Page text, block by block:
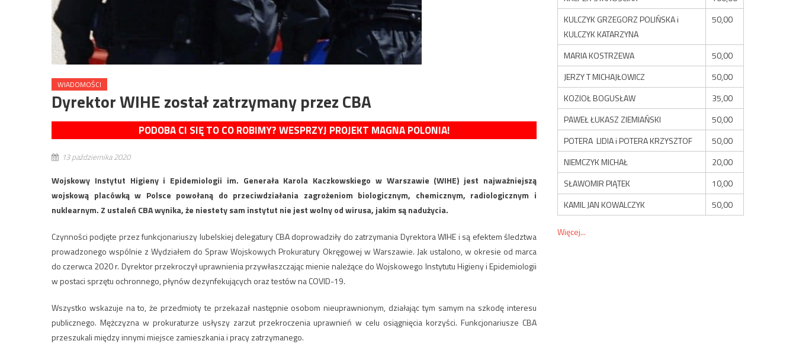
WIADOMOŚCI
Dyrektor WIHE został zatrzymany przez CBA
PODOBA CI SIĘ TO CO ROBIMY? WESPRZYJ PROJEKT MAGNA POLONIA!
13 października 2020
Wojskowy Instytut Higieny i Epidemiologii im. Generała Karola Kaczkowskiego w Warszawie (WIHE) jest najważniejszą
wojskową placówką w Polsce powołaną do przeciwdziałania zagrożeniom biologicznym, chemicznym, radiologicznym i
nuklearnym. Z ustaleń CBA wynika, że niestety sam instytut nie jest wolny od wirusa, jakim są nadużycia.
Czynności podjęte przez funkcjonariuszy lubelskiej delegatury CBA doprowadziły do zatrzymania Dyrektora WIHE i są efektem śledztwa
prowadzonego wspólnie z Wydziałem do Spraw Wojskowych Prokuratury Okręgowej w Warszawie. Jak ustalono, w okresie od marca
do czerwca 2020 r. Dyrektor przekroczył uprawnienia przywłaszczając mienie należące do Wojskowego Instytutu Higieny i Epidemiologii
w postaci sprzętu ochronnego, płynów dezynfekujących oraz testów na COVID-19.
Wszystko wskazuje na to, że przedmioty te przekazał następnie osobom nieuprawnionym, działając tym samym na szkodę interesu
publicznego. Mężczyzna w prokuraturze usłyszy zarzut przekroczenia uprawnień w celu osiągnięcia korzyści. Funkcjonariusze CBA
przeszukali między innymi miejsce zamieszkania i pracy zatrzymanego.
KULCZYK GRZEGORZ POLIŃSKA i
KULCZYK KATARZYNA
50,00
MARIA KOSTRZEWA
50,00
JERZY T MICHAJŁOWICZ
50,00
KOZIOŁ BOGUSŁAW
35,00
PAWEŁ ŁUKASZ ZIEMIAŃSKI
50,00
POTERA LIDIA i POTERA KRZYSZTOF
50,00
NIEMCZYK MICHAŁ
20,00
SŁAWOMIR PIĄTEK
10,00
KAMIL JAN KOWALCZYK
50,00
Więcej...